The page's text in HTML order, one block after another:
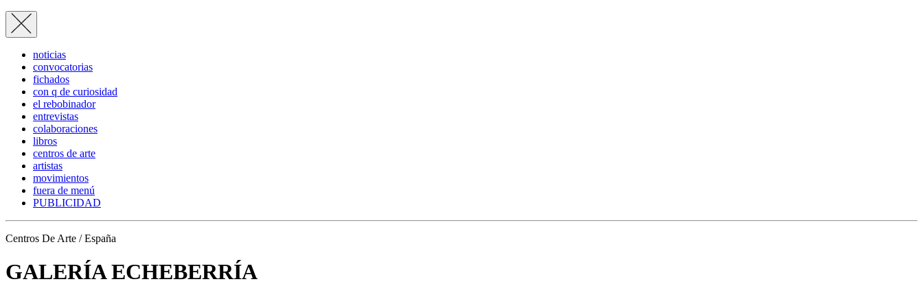
noticias
convocatorias
fichados
con q de curiosidad
el rebobinador
entrevistas
colaboraciones
libros
centros de arte
artistas
movimientos
fuera de menú
PUBLICIDAD
Centros De Arte / España
GALERÍA ECHEBERRÍA